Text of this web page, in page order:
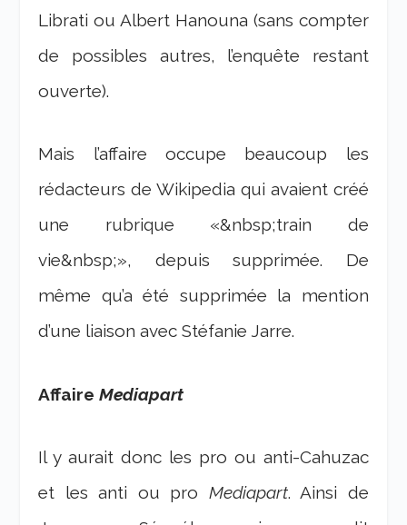
Librati ou Albert Hanouna (sans compter
de possibles autres, l’enquête restant
ouverte).
Mais l’affaire occupe beaucoup les
rédacteurs de Wikipedia qui avaient créé
une rubrique «&nbsp;train de
vie&nbsp;», depuis supprimée. De
même qu’a été supprimée la mention
d’une liaison avec Stéfanie Jarre.
AffaireMediapart
Il y aurait donc les pro ou anti-Cahuzac
et les anti ou pro Mediapart. Ainsi de